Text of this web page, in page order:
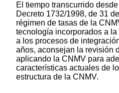
El tiempo transcurrido
Decreto 1732/1998, de 31
régimen de tasas de la
tecnología incorporados a
a los procesos de
años, aconsejan la revisión
aplicando la CNMV para
características actuales de
estructura de la CNMV.